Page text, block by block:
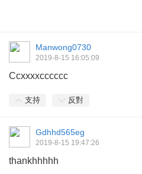
Manwong0730
2019-8-15 16:05:09
Ccxxxxcccccc
支持 反對
Gdhhd565eg
2019-8-15 19:47:26
thankhhhhh